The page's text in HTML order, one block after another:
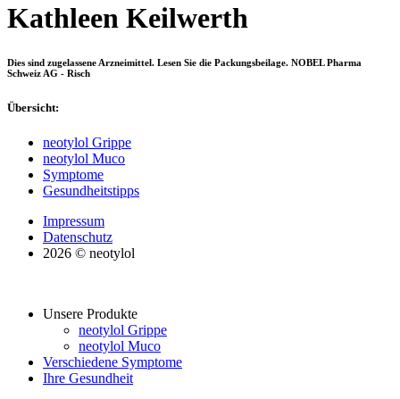
Kathleen Keilwerth
Dies sind zugelassene Arzneimittel. Lesen Sie die Packungsbeilage. NOBEL Pharma
Schweiz AG - Risch
Übersicht:
neotylol Grippe
neotylol Muco
Symptome
Gesundheitstipps
Impressum
Datenschutz
2026 © neotylol
Unsere Produkte
neotylol Grippe
neotylol Muco
Verschiedene Symptome
Ihre Gesundheit